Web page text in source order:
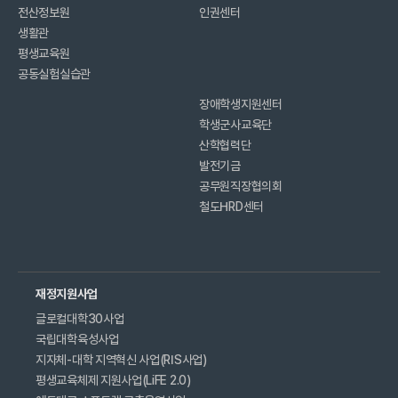
전산정보원
생활관
평생교육원
공동실험실습관
인권센터
장애학생지원센터
학생군사교육단
산학협력단
발전기금
공무원직장협의회
철도HRD센터
재정지원사업
글로컬대학30사업
국립대학육성사업
지자체-대학 지역혁신 사업(RIS사업)
평생교육체제 지원사업(LiFE 2.0)